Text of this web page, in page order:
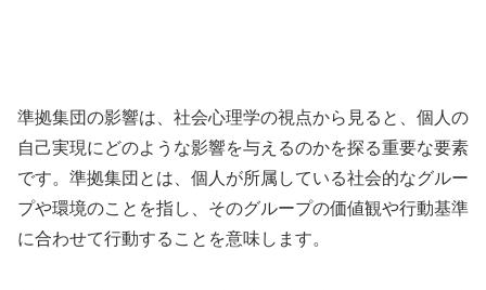
準拠集団の影響は、社会心理学の視点から見ると、個人の
自己実現にどのような影響を与えるのかを探る重要な要素
です。準拠集団とは、個人が所属している社会的なグルー
プや環境のことを指し、そのグループの価値観や行動基準
に合わせて行動することを意味します。